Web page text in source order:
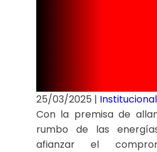
25/03/2025 |
Con la premisa de
rumbo de las
afianzar el